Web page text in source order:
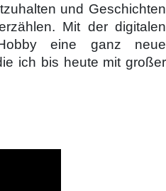
und Geschichten
Mit der digitalen
eine ganz neue
ich bis heute mit großer